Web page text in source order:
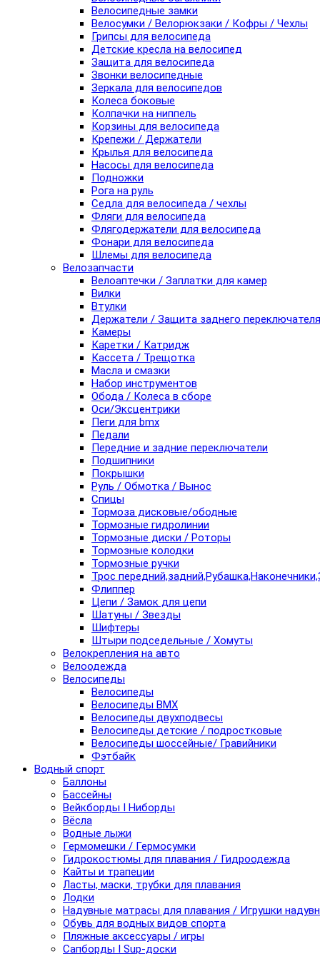
Велосипедные замки
Велосумки / Велорюкзаки / Кофры / Чехлы
Грипсы для велосипеда
Детские кресла на велосипед
Защита для велосипеда
Звонки велосипедные
Зеркала для велосипедов
Колеса боковые
Колпачки на ниппель
Корзины для велосипеда
Крепежи / Держатели
Крылья для велосипеда
Насосы для велосипеда
Подножки
Рога на руль
Седла для велосипеда / чехлы
Фляги для велосипеда
Флягодержатели для велосипеда
Фонари для велосипеда
Шлемы для велосипеда
Велозапчасти
Велоаптечки / Заплатки для камер
Вилки
Втулки
Держатели / Защита заднего переключателя
Камеры
Каретки / Катридж
Кассета / Трещотка
Масла и смазки
Набор инструментов
Обода / Колеса в сборе
Оси/Эксцентрики
Пеги для bmx
Педали
Передние и задние переключатели
Подшипники
Покрышки
Руль / Обмотка / Вынос
Спицы
Тормоза дисковые/ободные
Тормозные гидролинии
Тормозные диски / Роторы
Тормозные колодки
Тормозные ручки
Трос
Флиппер
Цепи / Замок для цепи
Шатуны / Звезды
Шифтеры
Штыри подседельные / Хомуты
Велокрепления на авто
Велоодежда
Велосипеды
Велосипеды
Велосипеды BMX
Велосипеды двухподвесы
Велосипеды детские / подростковые
Велосипеды шоссейные/ Гравийники
Фэтбайк
Водный спорт
Баллоны
Бассейны
Вейкборды I Ниборды
Вёсла
Водные лыжи
Гермомешки / Гермосумки
Гидрокостюмы для плавания / Гидроодежда
Кайты и трапеции
Ласты, маски, трубки для плавания
Лодки
Надувные матрасы для плавания / Игрушки
Обувь для водных видов спорта
Пляжные аксессуары / игры
Сапборды I Sup-доски